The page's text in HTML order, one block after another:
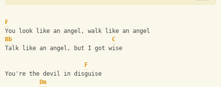
F
You look like an angel, walk like an angel
Bb
C
Talk like an angel, but I got wise
F
You're the devil in disguise
Dm